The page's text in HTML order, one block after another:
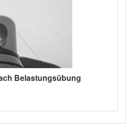
Belastungsübung